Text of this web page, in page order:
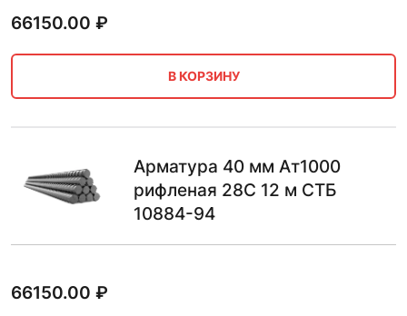
66150.00 ₽
В КОРЗИНУ
Арматура 40 мм Ат1000
рифленая 28С 12 м СТБ
10884-94
66150.00 ₽